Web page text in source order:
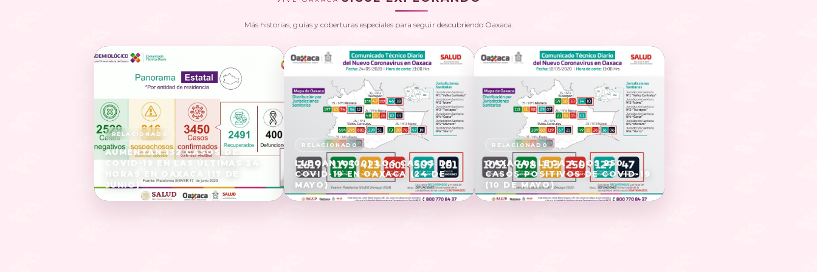
Más historias, guías y coberturas especiales para seguir descubriendo Oaxaca.
AUMENTAN 132 CASOS DE
COVID-19 EN LAS ÚLTIMAS 24
HORAS EN OAXACA (17 DE
JUNIO)
LLEGAN A 1001 LOS CASOS DE
COVID-19 EN OAXACA (24 DE
MAYO)
OAXACA LLEGA A LOS 250
CASOS POSITIVOS DE COVID-19
(10 DE MAYO)